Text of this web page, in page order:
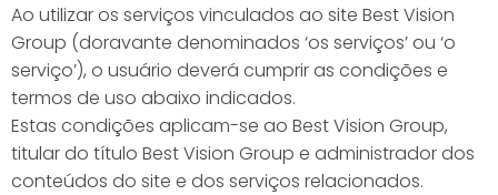
Ao utilizar os serviços vinculados ao site Best Vision
Group (doravante denominados ‘os serviços’ ou ‘o
serviço’), o usuário deverá cumprir as condições e
termos de uso abaixo indicados.
Estas condições aplicam-se ao Best Vision Group,
titular do título Best Vision Group e administrador dos
conteúdos do site e dos serviços relacionados.